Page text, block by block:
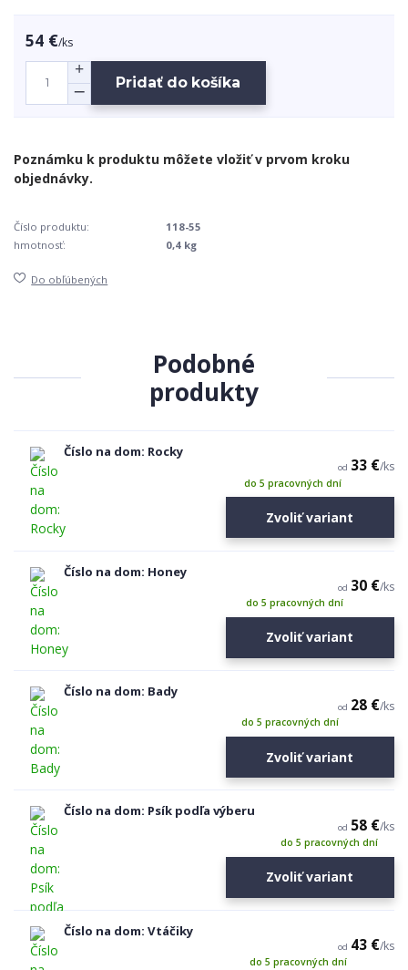
54 €/ks
Pridať do košíka
Číslo produktu:
118-55
hmotnosť:
0,4 kg
Do obľúbených
Podobné
produkty
Číslo na dom: Rocky
od 33 €/ks
do 5 pracovných dní
Zvoliť variant
Číslo na dom: Honey
od 30 €/ks
do 5 pracovných dní
Zvoliť variant
Číslo na dom: Bady
od 28 €/ks
do 5 pracovných dní
Zvoliť variant
Číslo na dom: Psík podľa výberu
od 58 €/ks
do 5 pracovných dní
Zvoliť variant
Číslo na dom: Vtáčiky
od 43 €/ks
do 5 pracovných dní